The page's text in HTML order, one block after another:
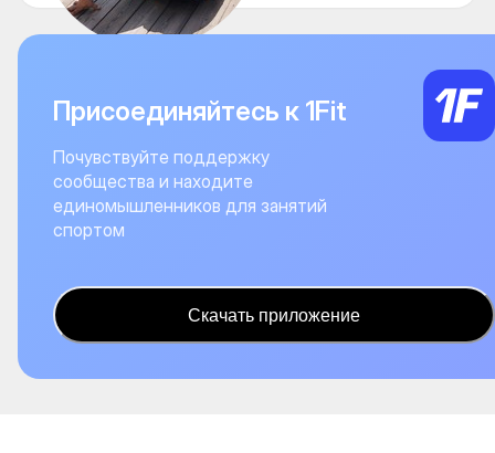
Присоединяйтесь к 1Fit
Почувствуйте поддержку
сообщества и находите
единомышленников для занятий
спортом
Скачать приложение